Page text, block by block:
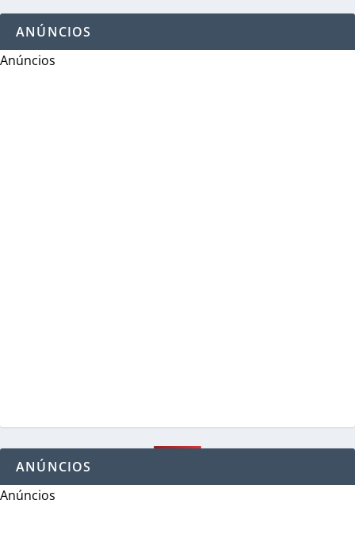
ANÚNCIOS
Anúncios
ANÚNCIOS
Anúncios